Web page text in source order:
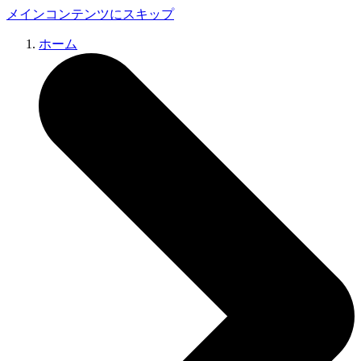
メインコンテンツにスキップ
ホーム